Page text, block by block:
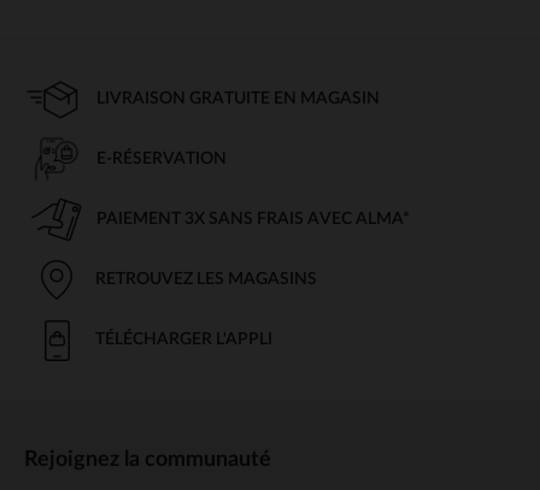
LIVRAISON GRATUITE EN MAGASIN
E-RÉSERVATION
PAIEMENT 3X SANS FRAIS AVEC ALMA*
RETROUVEZ LES MAGASINS
TÉLÉCHARGER L'APPLI
Rejoignez la communauté